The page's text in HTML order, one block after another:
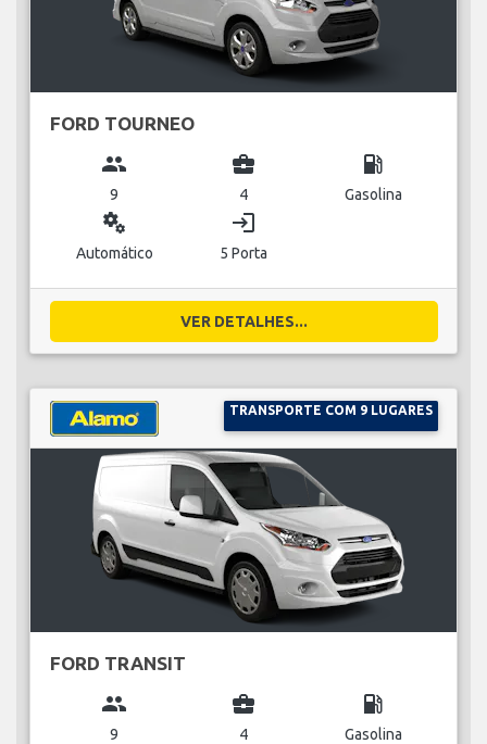
FORD TOURNEO
group
9
business_center
4
local_gas_station
Gasolina
miscellaneous_services
Automático
login
5 Porta
VER DETALHES...
TRANSPORTE COM 9 LUGARES
FORD TRANSIT
group
9
business_center
4
local_gas_station
Gasolina